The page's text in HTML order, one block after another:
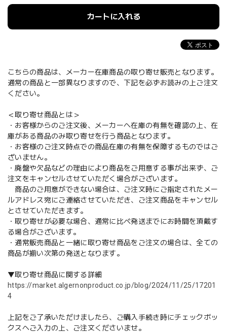
カートに入れる
こちらの商品は、メーカー在庫商品の取り寄せ販売となります。
通常の商品と一部異なりますので、下記を必ずお読みの上ご注文
ください。
＜取り寄せ商品とは＞
・お客様からのご注文後、メーカーへ在庫の有無を確認の上、在
庫がある商品のみ取り寄せを行う商品となります。
・お客様のご注文時点での商品在庫の有無を保障するものではご
ざいません。
・廃盤や欠品などの理由により商品をご用意する事が出来ず、ご
注文をキャンセルさせていただく場合がございます。
商品のご用意ができない場合は、ご注文時にご指定されたメー
ルアドレス宛にご連絡させていただき、ご注文商品をキャンセル
とさせていただきます。
・取り寄せが必要な場合、通常に比べ発送までにお時間を頂戴す
る場合がございます。
・通常販売商品と一緒に取り寄せ商品をご注文の場合は、全ての
商品が揃い次第の発送となります。
▼取り寄せ商品に関する詳細
https://market.algernonproduct.co.jp/blog/2024/11/25/17201
4
上記をご了承いただけましたら、ご購入手続き時にチェックボッ
クスへご入力の上、ご注文くださいませ。